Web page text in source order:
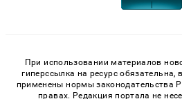
При использовании материалов
гиперссылка на ресурс обязательна,
применены нормы законодательства
правах. Редакция портала не